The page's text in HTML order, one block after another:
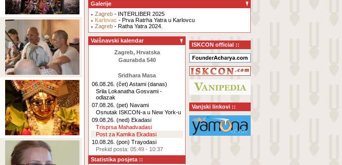
Galerije
Zagreb - INTERLIBER 2025
Karlovac - Prva Ratrha Yatra u Karlovcu
Zagreb - Ratha Yatra 2024.
Vaišnavski kalendar
Zagreb, Hrvatska
Gaurabda 540
Sridhara Masa
06.08.26. (čet) Astami (danas)
Srila Lokanatha Gosvami -
odlazak
07.08.26. (pet) Navami
Osnutak ISKCON-a u New York-u
09.08.26. (ned) Ekadasi
Trisprsa Mahadvadasi
Post za Kamika Ekadasi
10.08.26. (pon) Trayodasi
Prekid posta: 05:49 - 10:37
Statistika posjeta ::
ISKCON official ::
Vanjski linkovi ::